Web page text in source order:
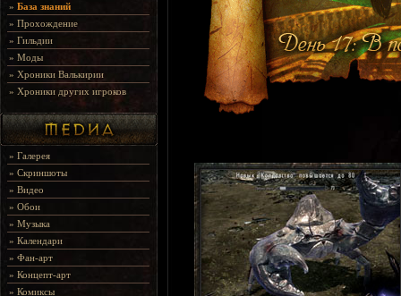
» База знаний
» Прохождение
» Гильдии
» Моды
» Хроники Валькирии
» Хроники других игроков
» Галерея
» Скриншоты
» Видео
» Обои
» Музыка
» Календари
» Фан-арт
» Концепт-арт
» Комиксы